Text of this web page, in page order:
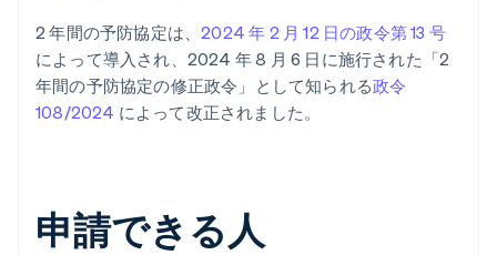
2 年間の予防協定は、2024 年 2 月 12 日の政令第 13 号
によって導入され、2024 年 8 月 6 日に施行された「2
年間の予防協定の修正政令」として知られる政令
108/2024 によって改正されました。
申請できる人